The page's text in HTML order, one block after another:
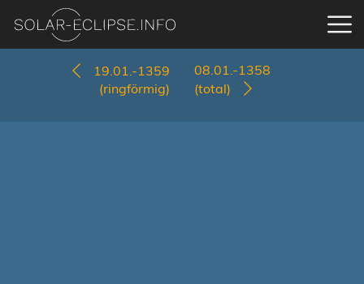
19.01.-1359
(ringförmig)
08.01.-1358
(total)